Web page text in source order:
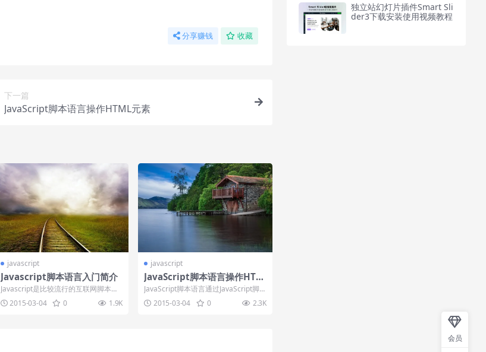
分享赚钱 收藏
下一篇
JavaScript脚本语言操作HTML元素
javascript
Javascript脚本语言入门简介
Javascript是比较流行的互联网脚本语
言，可以用来写入HTML输出、对事
件...2015-03-04 0 1.9K
javascript
JavaScript脚本语言操作HTM
L元素
JavaScript脚本语言通过JavaScript脚
本语言语句操作html文档...
2015-03-04 0 2.3K
独立站幻灯片插件Smart Sli
der3下载安装使用视频教程
会员